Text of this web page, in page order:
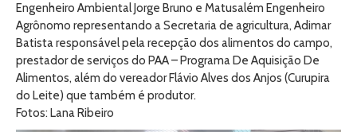
Engenheiro Ambiental Jorge Bruno e Matusalém Engenheiro
Agrônomo representando a Secretaria de agricultura, Adimar
Batista responsável pela recepção dos alimentos do campo,
prestador de serviços do PAA – Programa De Aquisição De
Alimentos, além do vereador Flávio Alves dos Anjos (Curupira
do Leite) que também é produtor.
Fotos: Lana Ribeiro